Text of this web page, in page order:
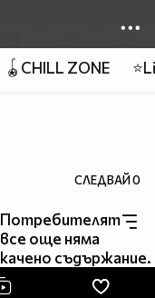
🪀CHILL ZONE
СЛЕДВАЙ0
Потребителят
все още няма
качено съдържание.